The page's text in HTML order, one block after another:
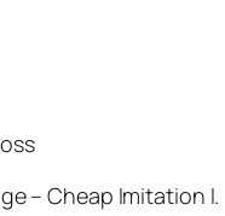
– Cheap Imitation I.